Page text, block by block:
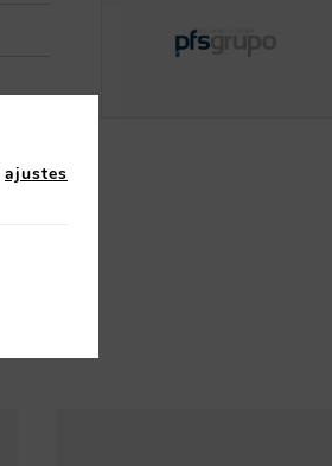
ajustes